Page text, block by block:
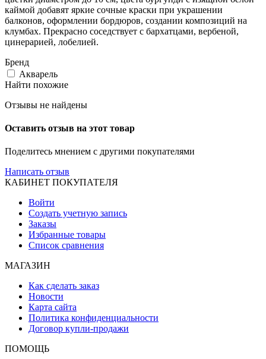
каймой добавят яркие сочные краски при украшении
балконов, оформлении бордюров, создании композиций на
клумбах. Прекрасно соседствует с бархатцами, вербеной,
цинерарией, лобелией.
Бренд
Акварель
Найти похожие
Отзывы не найдены
Оставить отзыв на этот товар
Поделитесь мнением с другими покупателями
Написать отзыв
КАБИНЕТ ПОКУПАТЕЛЯ
Войти
Создать учетную запись
Заказы
Избранные товары
Список сравнения
МАГАЗИН
Как сделать заказ
Новости
Карта сайта
Политика конфиденциальности
Договор купли-продажи
ПОМОЩЬ